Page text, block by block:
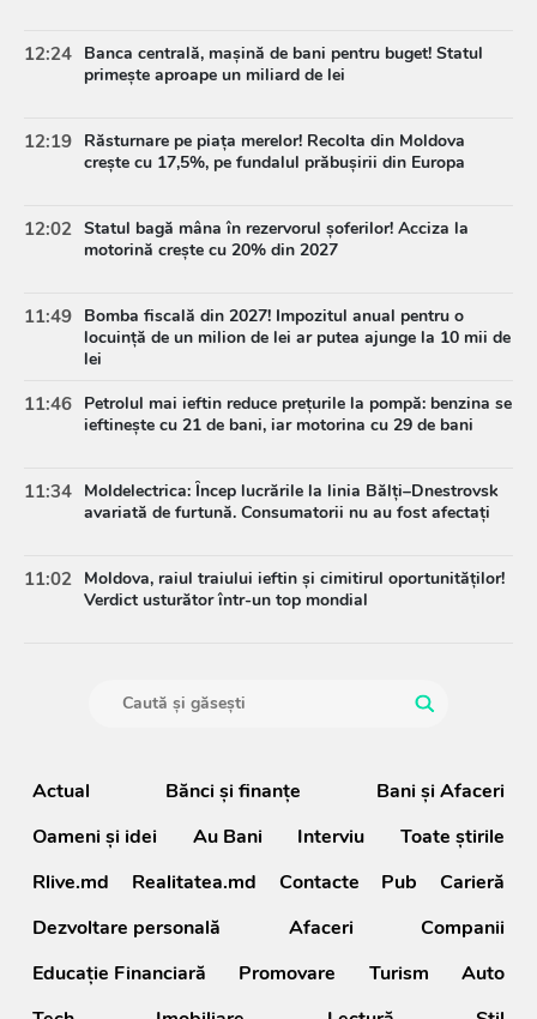
12:24 Banca centrală, mașină de bani pentru buget! Statul
primește aproape un miliard de lei
12:19 Răsturnare pe piața merelor! Recolta din Moldova
crește cu 17,5%, pe fundalul prăbușirii din Europa
12:02 Statul bagă mâna în rezervorul șoferilor! Acciza la
motorină crește cu 20% din 2027
11:49 Bomba fiscală din 2027! Impozitul anual pentru o
locuință de un milion de lei ar putea ajunge la 10 mii de
lei
11:46 Petrolul mai ieftin reduce prețurile la pompă: benzina se
ieftinește cu 21 de bani, iar motorina cu 29 de bani
11:34 Moldelectrica: Încep lucrările la linia Bălți–Dnestrovsk
avariată de furtună. Consumatorii nu au fost afectați
11:02 Moldova, raiul traiului ieftin și cimitirul oportunităților!
Verdict usturător într-un top mondial
Actual Bănci şi finanţe
Bani și Afaceri
Oameni şi idei
Au Bani Interviu
Toate știrile
Rlive.md
Realitatea.md Contacte Pub
Carieră
Dezvoltare personală
Afaceri
Companii
Educație Financiară
Promovare Turism
Auto